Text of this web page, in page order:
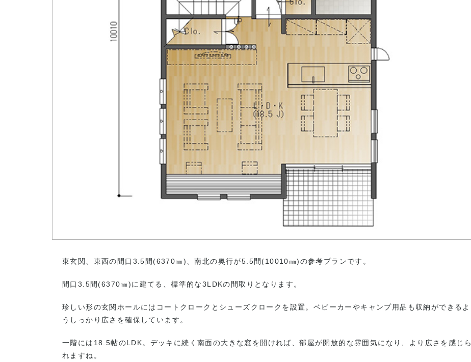
東玄関、東西の間口3.5間(6370㎜)、南北の奥行が5.5間(10010㎜)の参考プランです。
間口3.5間(6370㎜)に建てる、標準的な3LDKの間取りとなります。
珍しい形の玄関ホールにはコートクロークとシューズクロークを設置。ベビーカーやキャンプ用品も収納ができるよ
うしっかり広さを確保しています。
一階には18.5帖のLDK。デッキに続く南面の大きな窓を開ければ、部屋が開放的な雰囲気になり、より広さを感じら
れますね。